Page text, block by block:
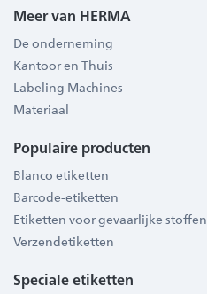
Meer van HERMA
De onderneming
Kantoor en Thuis
Labeling Machines
Materiaal
Populaire producten
Blanco etiketten
Barcode-etiketten
Etiketten voor gevaarlijke stoffen
Verzendetiketten
Speciale etiketten